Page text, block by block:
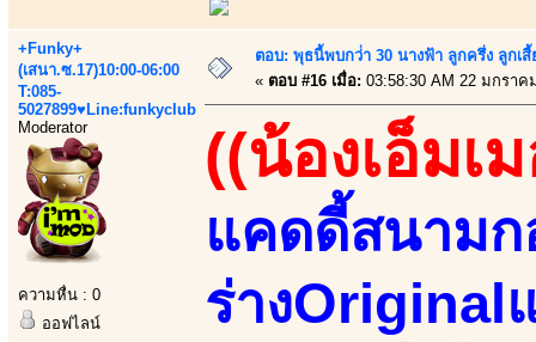
+Funky+
(เสนา.ซ.17)10:00-06:00
T:085-
5027899♥Line:funkyclub
Moderator
ความหื่น : 0
ออฟไลน์
ตอบ: พุธนี้พบกว่่า 30 นางฟ้า ลูกครึ่ง ลูกเ
« ตอบ #16 เมื่อ: 03:58:30 AM 22 มกราค
((น้องเอ็มเ
แคดดี้สนามก
ร่างOriginal